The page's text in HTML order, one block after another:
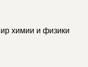
химии и физики